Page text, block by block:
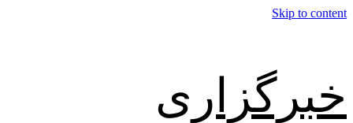
Skip to content
خبرگزاری